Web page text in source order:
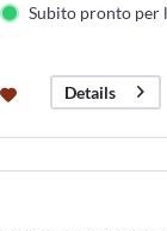
Subito pronto per
Details